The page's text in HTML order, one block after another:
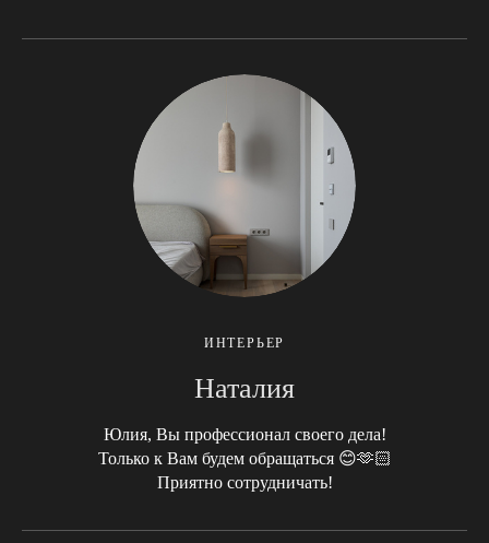
ИНТЕРЬЕР
Наталия
Юлия, Вы профессионал своего дела!
Только к Вам будем обращаться 😊🫶🏻
Приятно сотрудничать!